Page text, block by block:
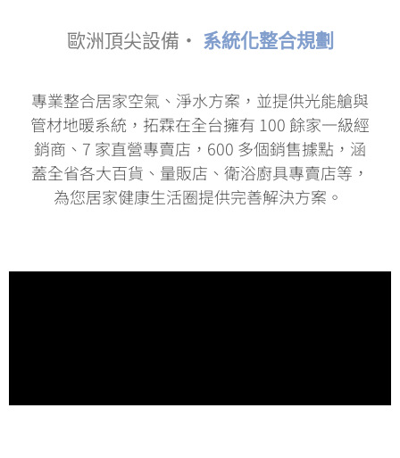
銷售據
點
200+
了解更多
歐洲頂尖設備・ 系統化整合規劃
專業整合居家空氣、淨水方案，並提供光能艙與
管材地暖系統，拓霖在全台擁有 100 餘家一級經
銷商、7 家直營專賣店，600 多個銷售據點，涵
蓋全省各大百貨、量販店、衛浴廚具專賣店等，
為您居家健康生活圈提供完善解決方案。